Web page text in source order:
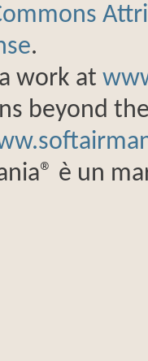
.
work at
beyond
è un